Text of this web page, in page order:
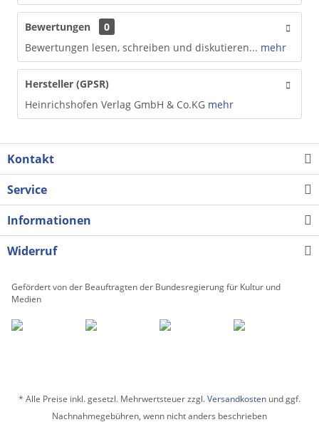
Bewertungen
0
Bewertungen lesen, schreiben und diskutieren... mehr
Hersteller (GPSR)
Heinrichshofen Verlag GmbH & Co.KG mehr
Kontakt
Service
Informationen
Widerruf
Gefördert von der Beauftragten der Bundesregierung für Kultur und
Medien
* Alle Preise inkl. gesetzl. Mehrwertsteuer zzgl.Versandkosten und ggf.
Nachnahmegebühren, wenn nicht anders beschrieben